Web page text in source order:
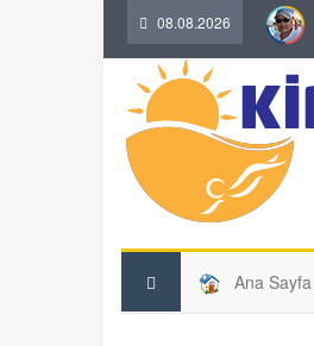
08.08.2026
Ana Sayfa